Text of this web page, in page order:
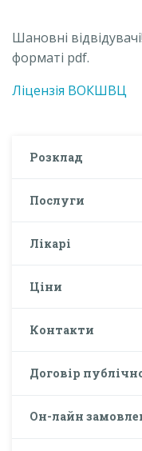
Шановні
форматі pdf.
Ліцензія ВОКШВЦ
Розклад
Послуги
Лікарі
Ціни
Контакти
Договір
Он-лайн